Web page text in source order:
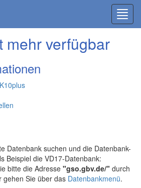
mehr verfügbar
Datenbank suchen und die Datenbank-
Beispiel die VD17-Datenbank:
bitte die Adresse "gso.gbv.de/" durch
gehen Sie über das Datenbankmenü.